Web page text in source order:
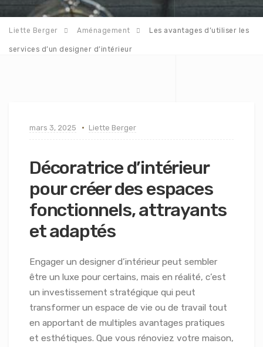
Liette Berger Aménagement Les avantages d’utiliser les
services d’un designer d’intérieur
mars 3, 2025 Liette Berger
Décoratrice d’intérieur
pour créer des espaces
fonctionnels, attrayants
et adaptés
Engager un designer d’intérieur peut sembler
être un luxe pour certains, mais en réalité, c’est
un investissement stratégique qui peut
transformer un espace de vie ou de travail tout
en apportant de multiples avantages pratiques
et esthétiques. Que vous rénoviez votre maison,